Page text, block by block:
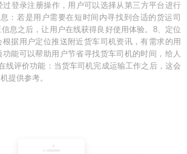
登录注册操作，用户可以选择从第三方平台进行
：若是用户需要在短时间内寻找到合适的货运司
息之后，让用户在线获得良好使用体验。8、定位
据用户定位推送附近货车司机资讯，有需求的用
功能可以帮助用户节省寻找货车司机的时间，给人
线评价功能：当货车司机完成运输工作之后，这会
提供参考。